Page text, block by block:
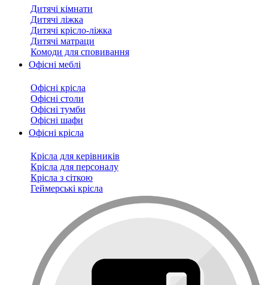
Дитячі кімнати
Дитячі ліжка
Дитячі крісло-ліжка
Дитячі матраци
Комоди для сповивання
Офісні меблі
Офісні крісла
Офісні столи
Офісні тумби
Офісні шафи
Офісні крісла
Крісла для керівників
Крісла для персоналу
Крісла з сіткою
Геймерські крісла